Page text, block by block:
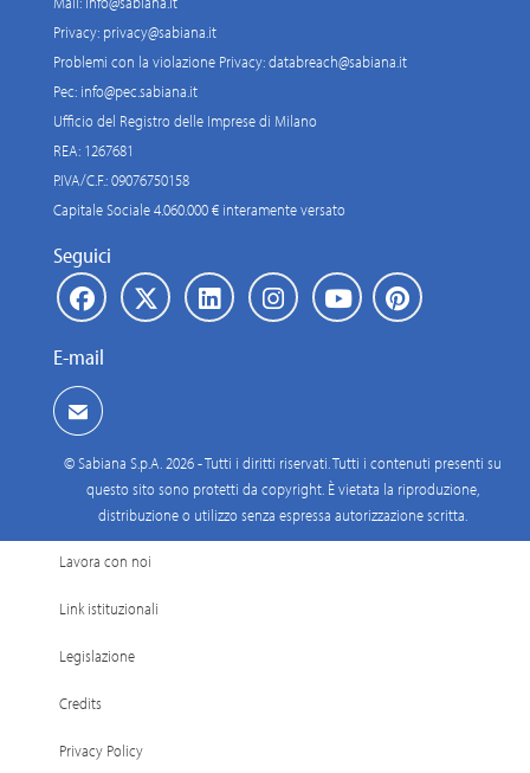
Privacy: privacy@sabiana.it
Problemi con la violazione Privacy:databreach@sabiana.it
Pec: info@pec.sabiana.it
Ufficio del Registro delle Imprese di Milano
REA: 1267681
P.IVA/C.F.: 09076750158
Capitale Sociale 4.060.000 € interamente versato
Seguici
E-mail
© Sabiana S.p.A. 2026 - Tutti i diritti riservati. Tutti i contenuti presenti su
questo sito sono protetti da copyright. È vietata la riproduzione,
distribuzione o utilizzo senza espressa autorizzazione scritta.
Lavora con noi
Link istituzionali
Legislazione
Credits
Privacy Policy